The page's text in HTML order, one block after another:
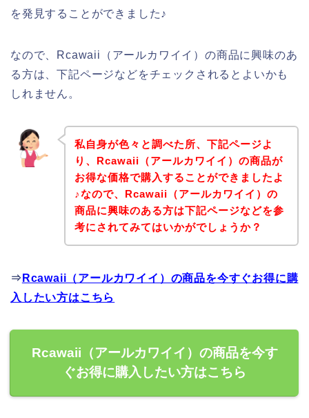
を発見することができました♪
なので、Rcawaii（アールカワイイ）の商品に興味のあ
る方は、下記ページなどをチェックされるとよいかも
しれません。
私自身が色々と調べた所、下記ページよ
り、Rcawaii（アールカワイイ）の商品が
お得な価格で購入することができましたよ
♪なので、Rcawaii（アールカワイイ）の
商品に興味のある方は下記ページなどを参
考にされてみてはいかがでしょうか？
⇒ Rcawaii（アールカワイイ）の商品を今すぐお得に購
入したい方はこちら
Rcawaii（アールカワイイ）の商品を今す
ぐお得に購入したい方はこちら